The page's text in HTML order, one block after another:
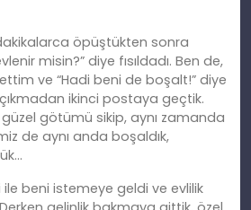
öpüştükten sonra
misin?” diye fısıldadı. Ben de,
ve “Hadi beni de boşalt!” diye
ikinci postaya geçtik.
götümü sikip, aynı zamanda
de aynı anda boşaldık,
beni istemeye geldi ve evlilik